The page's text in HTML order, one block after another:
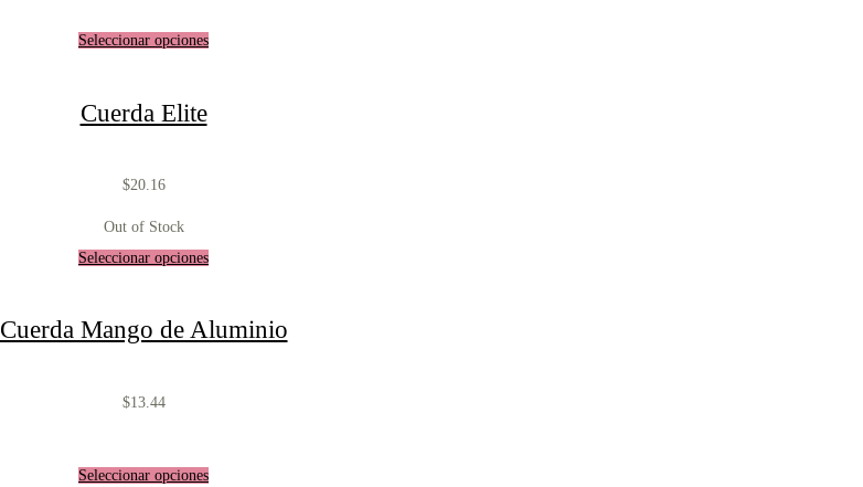
Seleccionar opciones
Cuerda Elite
$20.16
Out of Stock
Seleccionar opciones
Cuerda Mango de Aluminio
$13.44
Seleccionar opciones